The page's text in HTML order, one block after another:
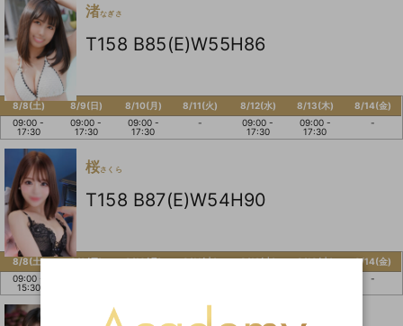
渚なぎさ
T158 B85(E)W55H86
8/8(土)
09:00 -
17:30
8/9(日)
09:00 -
17:30
8/10(月)
09:00 -
17:30
8/11(火)
-
8/12(水)
09:00 -
17:30
8/13(木)
09:00 -
17:30
8/14(金)
-
桜さくら
T158 B87(E)W54H90
8/8(土)
09:00 -
15:30
8/9(日)
8/10(月)
8/11(火)
8/12(水)
8/13(木)
8/14(金)
-
水波